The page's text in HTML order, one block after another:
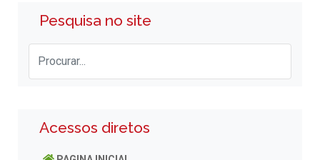
Pesquisa no site
Acessos diretos